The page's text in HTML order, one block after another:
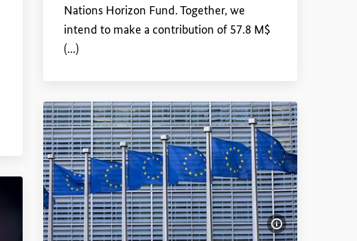
Nations Horizon Fund. Together, we
intend to make a contribution of 57.8 M$
(...)